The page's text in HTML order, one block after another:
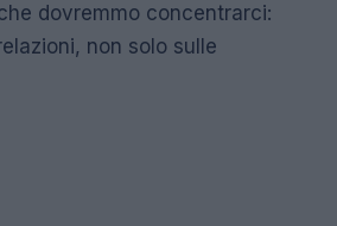
dovremmo concentrarci:
non solo sulle